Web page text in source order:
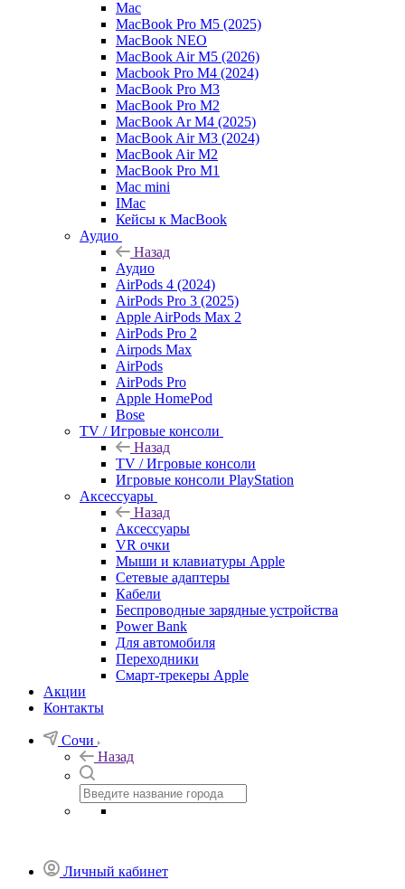
Mac
MacBook Pro M5 (2025)
MacBook NEO
MacBook Air M5 (2026)
Macbook Pro M4 (2024)
MacBook Pro M3
MacBook Pro M2
MacBook Ar M4 (2025)
MacBook Air M3 (2024)
MacBook Air M2
MacBook Pro M1
Mac mini
IMac
Кейсы к MacBook
Аудио
Назад
Аудио
AirPods 4 (2024)
AirPods Pro 3 (2025)
Apple AirPods Max 2
AirPods Pro 2
Airpods Max
AirPods
AirPods Pro
Apple HomePod
Bose
TV / Игровые консоли
Назад
TV / Игровые консоли
Игровые консоли PlayStation
Аксессуары
Назад
Аксессуары
VR очки
Мыши и клавиатуры Apple
Сетевые адаптеры
Кабели
Беспроводные зарядные устройства
Power Bank
Для автомобиля
Переходники
Смарт-трекеры Apple
Акции
Контакты
Сочи
Назад
Личный кабинет